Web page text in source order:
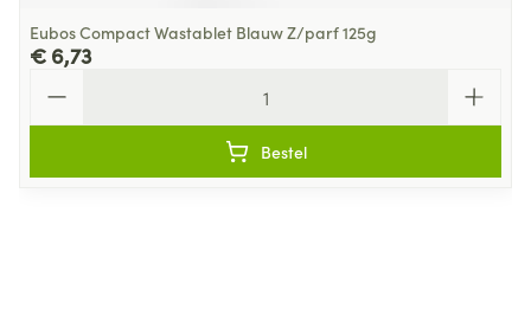
Eubos Compact Wastablet Blauw Z/parf 125g
€ 6,73
Bestel